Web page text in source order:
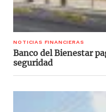
NOTICIAS FINANCIERAS
Banco del Bienestar
seguridad